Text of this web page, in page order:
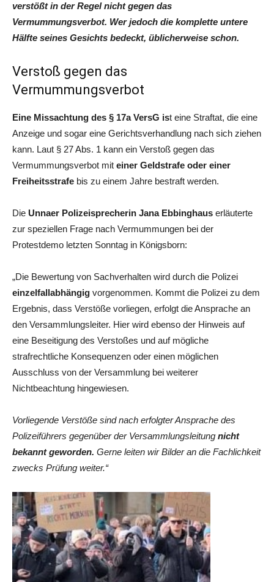
verstößt in der Regel nicht gegen das
Vermummungsverbot. Wer jedoch die komplette untere
Hälfte seines Gesichts bedeckt, üblicherweise schon.
Verstoß gegen das
Vermummungsverbot
Eine Missachtung des § 17a VersG ist eine Straftat, die eine
Anzeige und sogar eine Gerichtsverhandlung nach sich ziehen
kann. Laut § 27 Abs. 1 kann ein Verstoß gegen das
Vermummungsverbot mit einer Geldstrafe oder einer
Freiheitsstrafe bis zu einem Jahre bestraft werden.
Die Unnaer Polizeisprecherin Jana Ebbinghaus erläuterte
zur speziellen Frage nach Vermummungen bei der
Protestdemo letzten Sonntag in Königsborn:
„Die Bewertung von Sachverhalten wird durch die Polizei
einzelfallabhängig vorgenommen. Kommt die Polizei zu dem
Ergebnis, dass Verstöße vorliegen, erfolgt die Ansprache an
den Versammlungsleiter. Hier wird ebenso der Hinweis auf
eine Beseitigung des Verstoßes und auf mögliche
strafrechtliche Konsequenzen oder einen möglichen
Ausschluss von der Versammlung bei weiterer
Nichtbeachtung hingewiesen.
Vorliegende Verstöße sind nach erfolgter Ansprache des
Polizeiführers gegenüber der Versammlungsleitung nicht
bekannt geworden. Gerne leiten wir Bilder an die Fachlichkeit
zwecks Prüfung weiter.“